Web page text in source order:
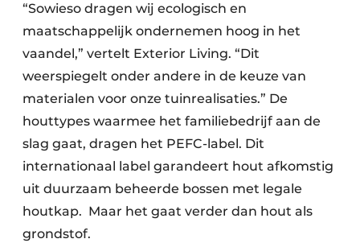
“Sowieso dragen wij ecologisch en
maatschappelijk ondernemen hoog in het
vaandel,” vertelt Exterior Living. “Dit
weerspiegelt onder andere in de keuze van
materialen voor onze tuinrealisaties.” De
houttypes waarmee het familiebedrijf aan de
slag gaat, dragen het PEFC-label. Dit
internationaal label garandeert hout afkomstig
uit duurzaam beheerde bossen met legale
houtkap. Maar het gaat verder dan hout als
grondstof.